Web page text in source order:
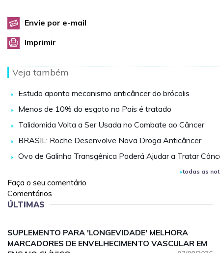
Envie por e-mail
Imprimir
Veja também
Estudo aponta mecanismo anticâncer do brócolis
Menos de 10% do esgoto no País é tratado
Talidomida Volta a Ser Usada no Combate ao Câncer
BRASIL: Roche Desenvolve Nova Droga Anticâncer
Ovo de Galinha Transgênica Poderá Ajudar a Tratar
todas as
Faça o seu comentário
Comentários
ÚLTIMAS
SUPLEMENTO PARA 'LONGEVIDADE' MELHORA
MARCADORES DE ENVELHECIMENTO VASCULAR EM